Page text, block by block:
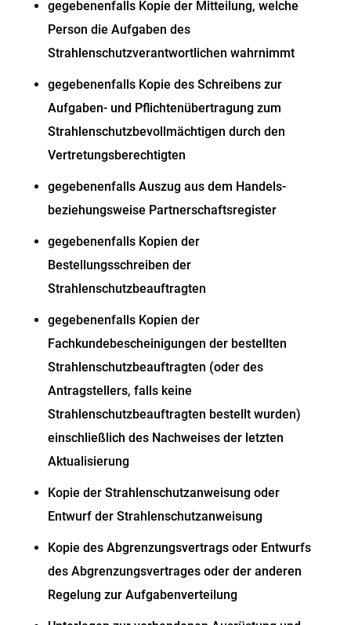
gegebenenfalls Kopie der Mitteilung, welche
Person die Aufgaben des
Strahlenschutzverantwortlichen wahrnimmt
gegebenenfalls Kopie des Schreibens zur
Aufgaben- und Pflichtenübertragung zum
Strahlenschutzbevollmächtigen durch den
Vertretungsberechtigten
gegebenenfalls Auszug aus dem Handels-
beziehungsweise Partnerschaftsregister
gegebenenfalls Kopien der
Bestellungsschreiben der
Strahlenschutzbeauftragten
gegebenenfalls Kopien der
Fachkundebescheinigungen der bestellten
Strahlenschutzbeauftragten (oder des
Antragstellers, falls keine
Strahlenschutzbeauftragten bestellt wurden)
einschließlich des Nachweises der letzten
Aktualisierung
Kopie der Strahlenschutzanweisung oder
Entwurf der Strahlenschutzanweisung
Kopie des Abgrenzungsvertrags oder Entwurfs
des Abgrenzungsvertrages oder der anderen
Regelung zur Aufgabenverteilung